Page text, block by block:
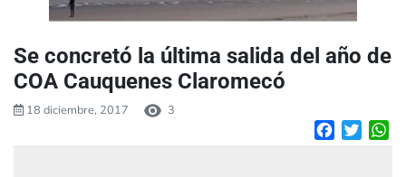
Se concretó la última salida del año de
COA Cauquenes Claromecó
18 diciembre, 2017 3
Facebook